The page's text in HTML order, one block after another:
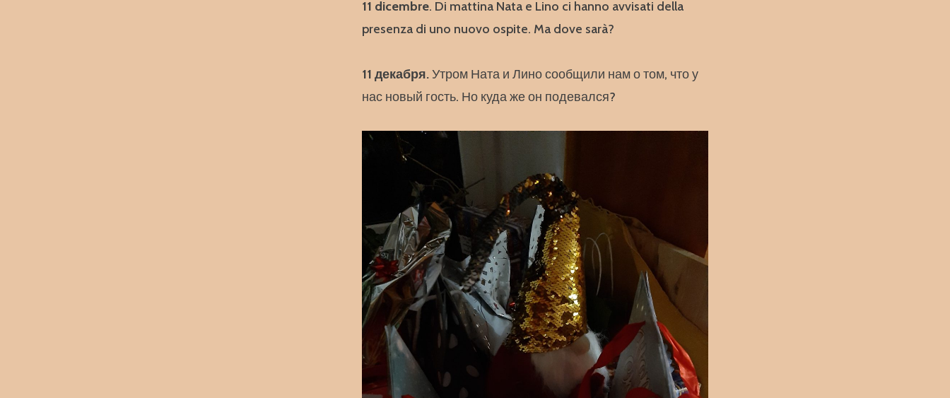
11 dicembre. Di mattina Nata e Lino ci hanno avvisati della
presenza di uno nuovo ospite. Ma dove sarà?
11 декабря.Утром Ната и Лино сообщили нам о том, что у
нас новый гость. Но куда же он подевался?